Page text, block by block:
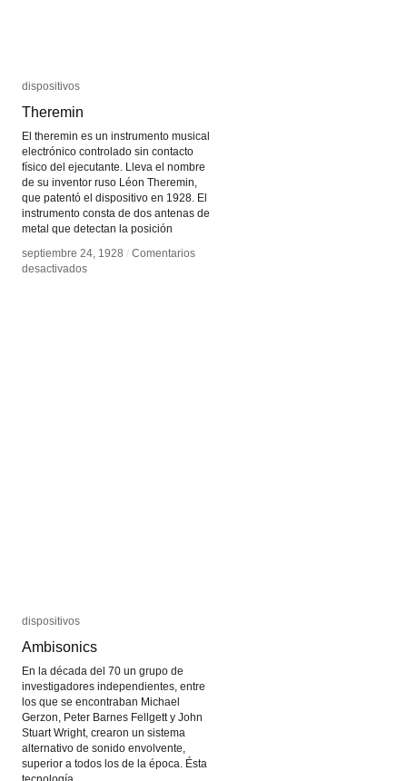
dispositivos
Theremin
El theremin es un instrumento musical
electrónico controlado sin contacto
físico del ejecutante. Lleva el nombre
de su inventor ruso Léon Theremin,
que patentó el dispositivo en 1928. El
instrumento consta de dos antenas de
metal que detectan la posición
septiembre 24, 1928 / Comentarios
desactivadosen
dispositivos
Theremin
septiembre 24, 1928 / Comentarios
desactivadosen
dispositivos
Ambisonics
En la década del 70 un grupo de
investigadores independientes, entre
los que se encontraban Michael
Gerzon, Peter Barnes Fellgett y John
Stuart Wright, crearon un sistema
alternativo de sonido envolvente,
superior a todos los de la época. Ésta
dispositivos
Ambisonics